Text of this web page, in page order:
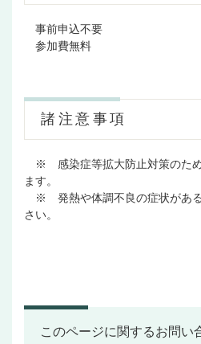
事前申込不要
参加費無料
諸注意事項
※ 感染症等拡大防止対策のため
ます。
※ 発熱や体調不良の症状がある
さい。
このページに関するお問い